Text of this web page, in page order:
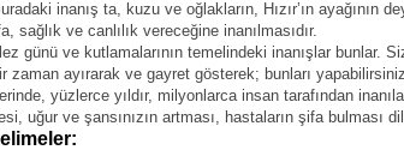
inanış ta, kuzu ve oğlakların, Hızır’ın ayağının
sağlık ve canlılık vereceğine inanılmasıdır.
günü ve kutlamalarının temelindeki inanışlar bunlar.
zaman ayırarak ve gayret gösterek; bunları
yüzlerce yıldır, milyonlarca insan tarafından
uğur ve şansınızın artması, hastaların şifa bulması